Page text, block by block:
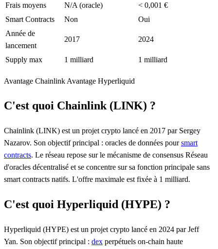
Frais moyens
N/A (oracle)
< 0,001 €
Smart Contracts
Non
Oui
Année de
lancement
2017 2024
Supply max 1 milliard 1 milliard
Avantage Chainlink Avantage Hyperliquid
C'est quoi Chainlink (LINK) ?
Chainlink (LINK) est un projet crypto lancé en 2017 par Sergey
Nazarov. Son objectif principal : oracles de données poursmart
contracts. Le réseau repose sur le mécanisme de consensus Réseau
d'oracles décentralisé et se concentre sur sa fonction principale sans
smart contracts natifs. L'offre maximale est fixée à 1 milliard.
C'est quoi Hyperliquid (HYPE) ?
Hyperliquid (HYPE) est un projet crypto lancé en 2024 par Jeff
Yan. Son objectif principal : dex perpétuels on-chain haute